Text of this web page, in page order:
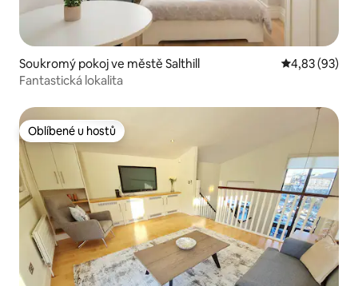
Soukromý pokoj ve městě Salthill Průměrné
4,83 (93)
Fantastická lokalita
Oblíbené u hostů
Oblíbené u hostů